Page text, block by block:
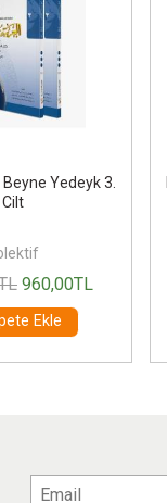
Yedeyk 3.
Cilt
960,00TL
Ekle